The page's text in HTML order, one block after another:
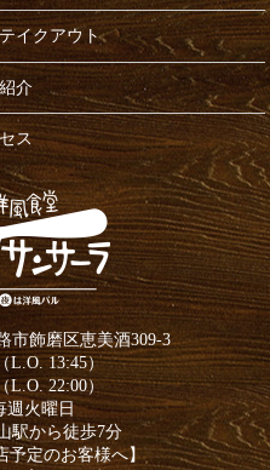
イクアウト
介
ス
市飾磨区恵美酒309-3
L.O. 13:45）
L.O. 22:00）
週火曜日
駅から徒歩7分
予定のお客様へ】